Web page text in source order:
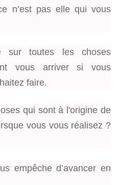
n’est pas elle qui vous
sur toutes les choses
vous arriver si vous
faire.
qui sont à l'origine de
vous vous réalisez ?
empêche d’avancer en